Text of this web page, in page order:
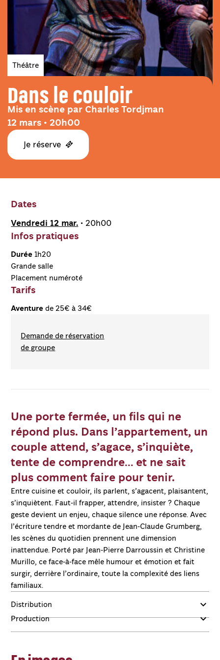
Théâtre
Dans le couloir
Mis en scène par Charles Tordjman
12 mars • 20h00
Je réserve
Dates
Vendredi 12 mar. • 20h00
Infos pratiques
Durée 1h20
Grande salle
Placement numéroté
Tarifs
Aventure de 25€ à 34€
Demande de réservation
de groupe
Une porte fermée, un fils qui ne
répond plus. Dans l’appartement, un
couple attend, s’agace, s’inquiète,
tente de comprendre… et ne sait
plus comment faire pour tenir.
Entre cuisine et couloir, ils parlent, s’agacent, plaisantent,
s’inquiètent. Faut-il frapper, attendre, insister ? Chaque
geste devient un enjeu, chaque silence une réponse. Avec
l’écriture tendre et mordante de Jean-Claude Grumberg,
les scènes du quotidien prennent une dimension
inattendue. Porté par Jean-Pierre Darroussin et Christine
Murillo, ce face-à-face mêle humour et émotion et fait
surgir, derrière l’ordinaire, toute la complexité des liens
familiaux.
Distribution
Production
Mute
Play